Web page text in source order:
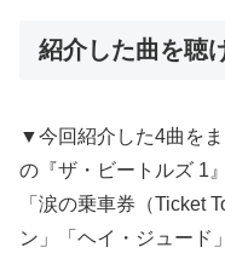
紹介した曲を聴
▼今回紹介した4曲を
の『ザ・ビートルズ 1
「涙の乗車券（Ticket
ン」「ヘイ・ジュード